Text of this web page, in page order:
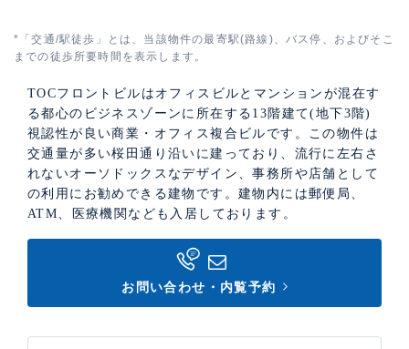
*「交通/駅徒歩」とは、当該物件の最寄駅(路線)、バス停、およびそこ
までの徒歩所要時間を表示します。
TOCフロントビルはオフィスビルとマンションが混在す
る都心のビジネスゾーンに所在する13階建て(地下3階)
視認性が良い商業・オフィス複合ビルです。この物件は
交通量が多い桜田通り沿いに建っており、流行に左右さ
れないオーソドックスなデザイン、事務所や店舗として
の利用にお勧めできる建物です。建物内には郵便局、
ATM、医療機関なども入居しております。
お問い合わせ・内覧予約